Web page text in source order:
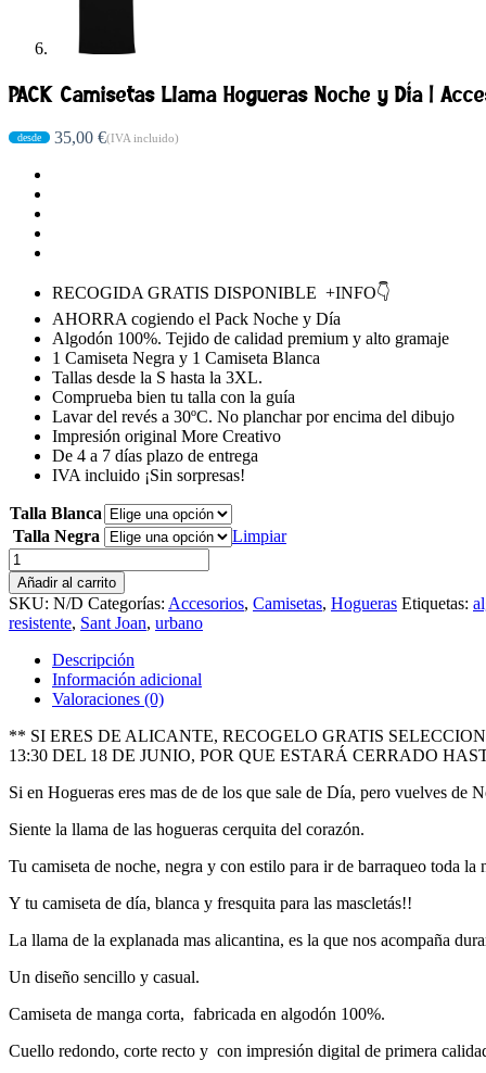
PACK Camisetas Llama Hogueras Noche y Día |
35,00 €(IVA incluido)
RECOGIDA GRATIS DISPONIBLE +INFO👇
AHORRA cogiendo el Pack Noche y Día
Algodón 100%. Tejido de calidad premium y alto gramaje
1 Camiseta Negra y 1 Camiseta Blanca
Tallas desde la S hasta la 3XL.
Comprueba bien tu talla con la guía
Lavar del revés a 30ºC. No planchar por encima del dibujo
Impresión original More Creativo
De 4 a 7 días plazo de entrega
IVA incluido ¡Sin sorpresas!
Talla Blanca
Talla Negra
Limpiar
PACK
Camisetas
Llama
Hogueras
Noche
Accesorios
cantidad
Añadir al carrito
SKU: N/D Categorías: Accesorios, Camisetas, Hogueras Etiquetas:
resistente, Sant Joan, urbano
Descripción
Información adicional
Valoraciones (0)
** SI ERES DE ALICANTE, RECOGELO GRATIS
13:30 DEL 18 DE JUNIO, POR QUE ESTARÁ CERRADO
Si en Hogueras eres mas de de los que sale de Día, pero vuelves de
Siente la llama de las hogueras cerquita del corazón.
Tu camiseta de noche, negra y con estilo para ir de barraqueo toda la
Y tu camiseta de día, blanca y fresquita para las mascletás!!
La llama de la explanada mas alicantina, es la que nos acompaña
Un diseño sencillo y casual.
Camiseta de manga corta, fabricada en algodón 100%.
Cuello redondo, corte recto y con impresión digital de primera